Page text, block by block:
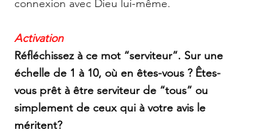
connexion avec Dieu lui-même.
Activation
Réfléchissez à ce mot “serviteur”. Sur une
échelle de 1 à 10, où en êtes-vous ? Êtes-
vous prêt à être serviteur de “tous” ou
simplement de ceux qui à votre avis le
méritent?